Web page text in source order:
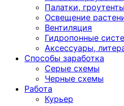
Палатки, гроутенты
Освещение
Вентиляция
Гидропонные
Аксессуары,
Способы заработка
Серые схемы
Черные схемы
Работа
Курьер